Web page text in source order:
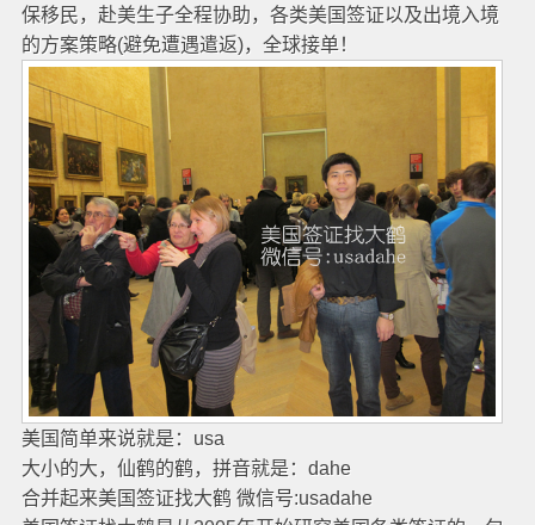
保移民，赴美生子全程协助，各类美国签证以及出境入境
的方案策略(避免遭遇遣返)，全球接单！
美国简单来说就是：usa
大小的大，仙鹤的鹤，拼音就是：dahe
合并起来美国签证找大鹤 微信号:usadahe